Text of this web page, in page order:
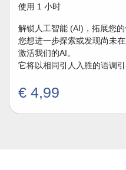
使用 1 小时
解锁人工智能 (AI)，拓展您
您想进一步探索或发现尚未
激活我们的AI。
它将以相同引人入胜的语调
€ 4,99